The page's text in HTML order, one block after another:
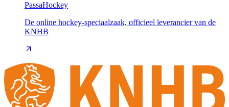
PassaHockey
De online hockey-speciaalzaak, officieel leverancier van de
KNHB